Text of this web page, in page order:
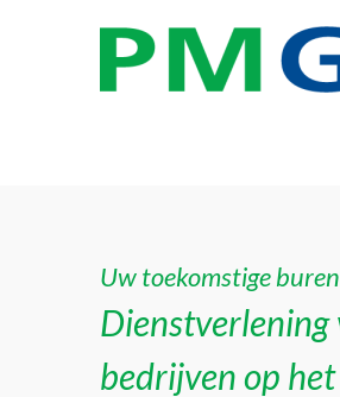
Uw toekomstige
Dienstverlening
bedrijven op het